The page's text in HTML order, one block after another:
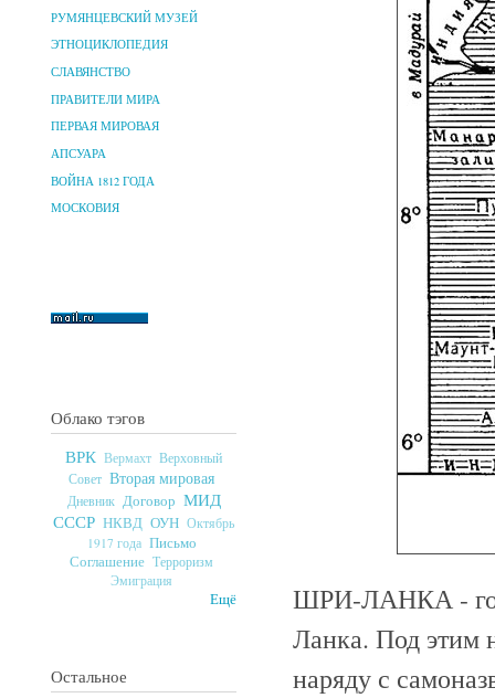
РУМЯНЦЕВСКИЙ МУЗЕЙ
ЭТНОЦИКЛОПЕДИЯ
СЛАВЯНСТВО
ПРАВИТЕЛИ МИРА
ПЕРВАЯ МИРОВАЯ
АПСУАРА
ВОЙНА 1812 ГОДА
МОСКОВИЯ
Облако тэгов
ВРК Вермахт Верховный
Совет Вторая мировая
Дневник Договор МИД
СССР НКВД ОУН Октябрь
1917 года Письмо
Соглашение Терроризм
Эмиграция
Ещё
Остальное
ШРИ-ЛАНКА -
Ланка. Под этим
наряду с